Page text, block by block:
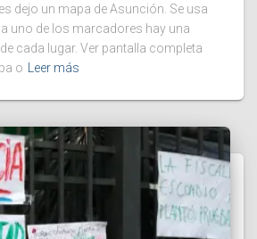
dejo un mapa de Asunción. Se usa
uno de los marcadores hay una
cada lugar. Ver pantalla completa
o
Leer más